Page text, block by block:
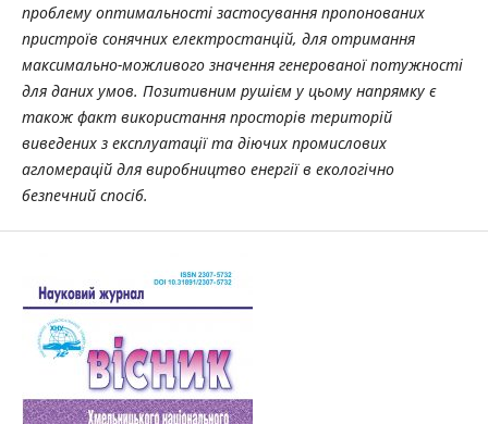
проблему оптимальності застосування пропонованих
пристроїв сонячних електростанцій, для отримання
максимально-можливого значення генерованої потужності
для даних умов. Позитивним рушієм у цьому напрямку є
також факт використання просторів територій
виведених з експлуатації та діючих промислових
агломерацій для виробництво енергії в екологічно
безпечний спосіб.